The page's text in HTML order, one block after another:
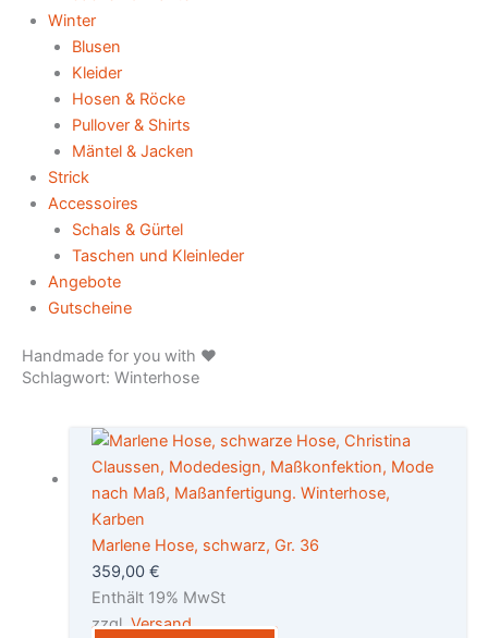
Winter
Blusen
Kleider
Hosen & Röcke
Pullover & Shirts
Mäntel & Jacken
Strick
Accessoires
Schals & Gürtel
Taschen und Kleinleder
Angebote
Gutscheine
Handmade for you with ♥️
Schlagwort: Winterhose
Marlene Hose, schwarz, Gr. 36
359,00 €
Enthält 19% MwSt
zzgl. Versand